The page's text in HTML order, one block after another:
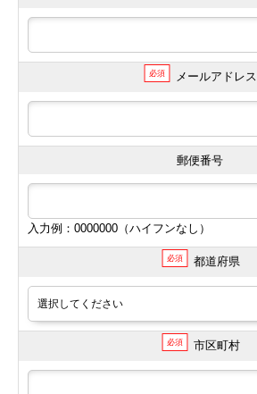
必須 メールアドレス
郵便番号
入力例：0000000（ハイフンなし）
必須 都道府県
必須 市区町村